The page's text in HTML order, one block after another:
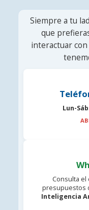
Siempre a tu
que
interactuar
Lun-
Consulta
presupuestos
Inteligencia